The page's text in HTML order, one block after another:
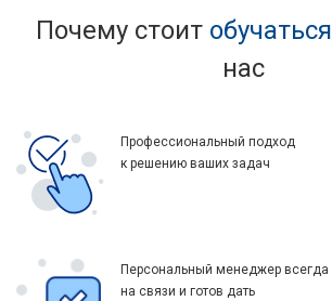
Почему стоит обучаться
нас
Профессиональный подход
к решению ваших задач
Персональный менеджер всегда
на связи и готов дать